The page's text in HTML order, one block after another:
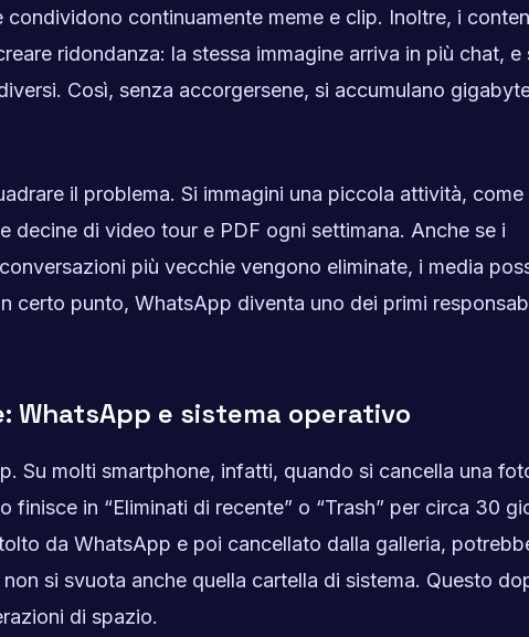
continuamente meme e clip. Inoltre, i
ridondanza: la stessa immagine arriva in più chat, e
Così, senza accorgersene, si accumulano
il problema. Si immagini una piccola attività, come
decine di video tour e PDF ogni settimana. Anche se i
più vecchie vengono eliminate, i media
certo punto, WhatsApp diventa uno dei primi
WhatsApp e sistema operativo
Su molti smartphone, infatti, quando si cancella una
finisce in “Eliminati di recente” o “Trash” per circa 30
da WhatsApp e poi cancellato dalla galleria,
si svuota anche quella cartella di sistema. Questo
di spazio.